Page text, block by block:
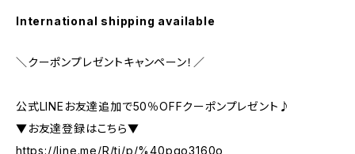
International shipping available
＼クーポンプレゼントキャンペーン！／
公式LINEお友達追加で50％OFFクーポンプレゼント♪
▼お友達登録はこちら▼
https://line.me/R/ti/p/%40pqo3160o